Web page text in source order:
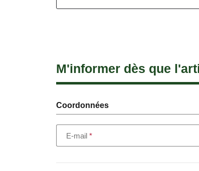
M'informer dès que
Coordonnées
E-mail